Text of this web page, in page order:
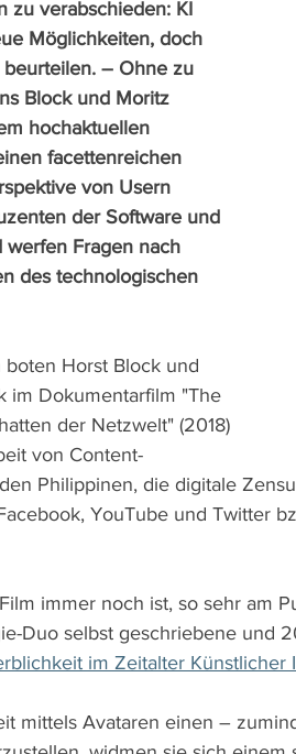
zu verabschieden: KI
Möglichkeiten, doch
– Ohne zu
Block und Moritz
hochaktuellen
facettenreichen
von Usern
der Software und
werfen Fragen nach
des technologischen
Horst Block und
im Dokumentarfilm "The
der Netzwelt" (2018)
von Content-
Philippinen, die digitale
YouTube und Twitter
immer noch ist, so sehr am
Duo selbst geschriebene und
im Zeitalter Künstlicher
mittels Avataren einen –